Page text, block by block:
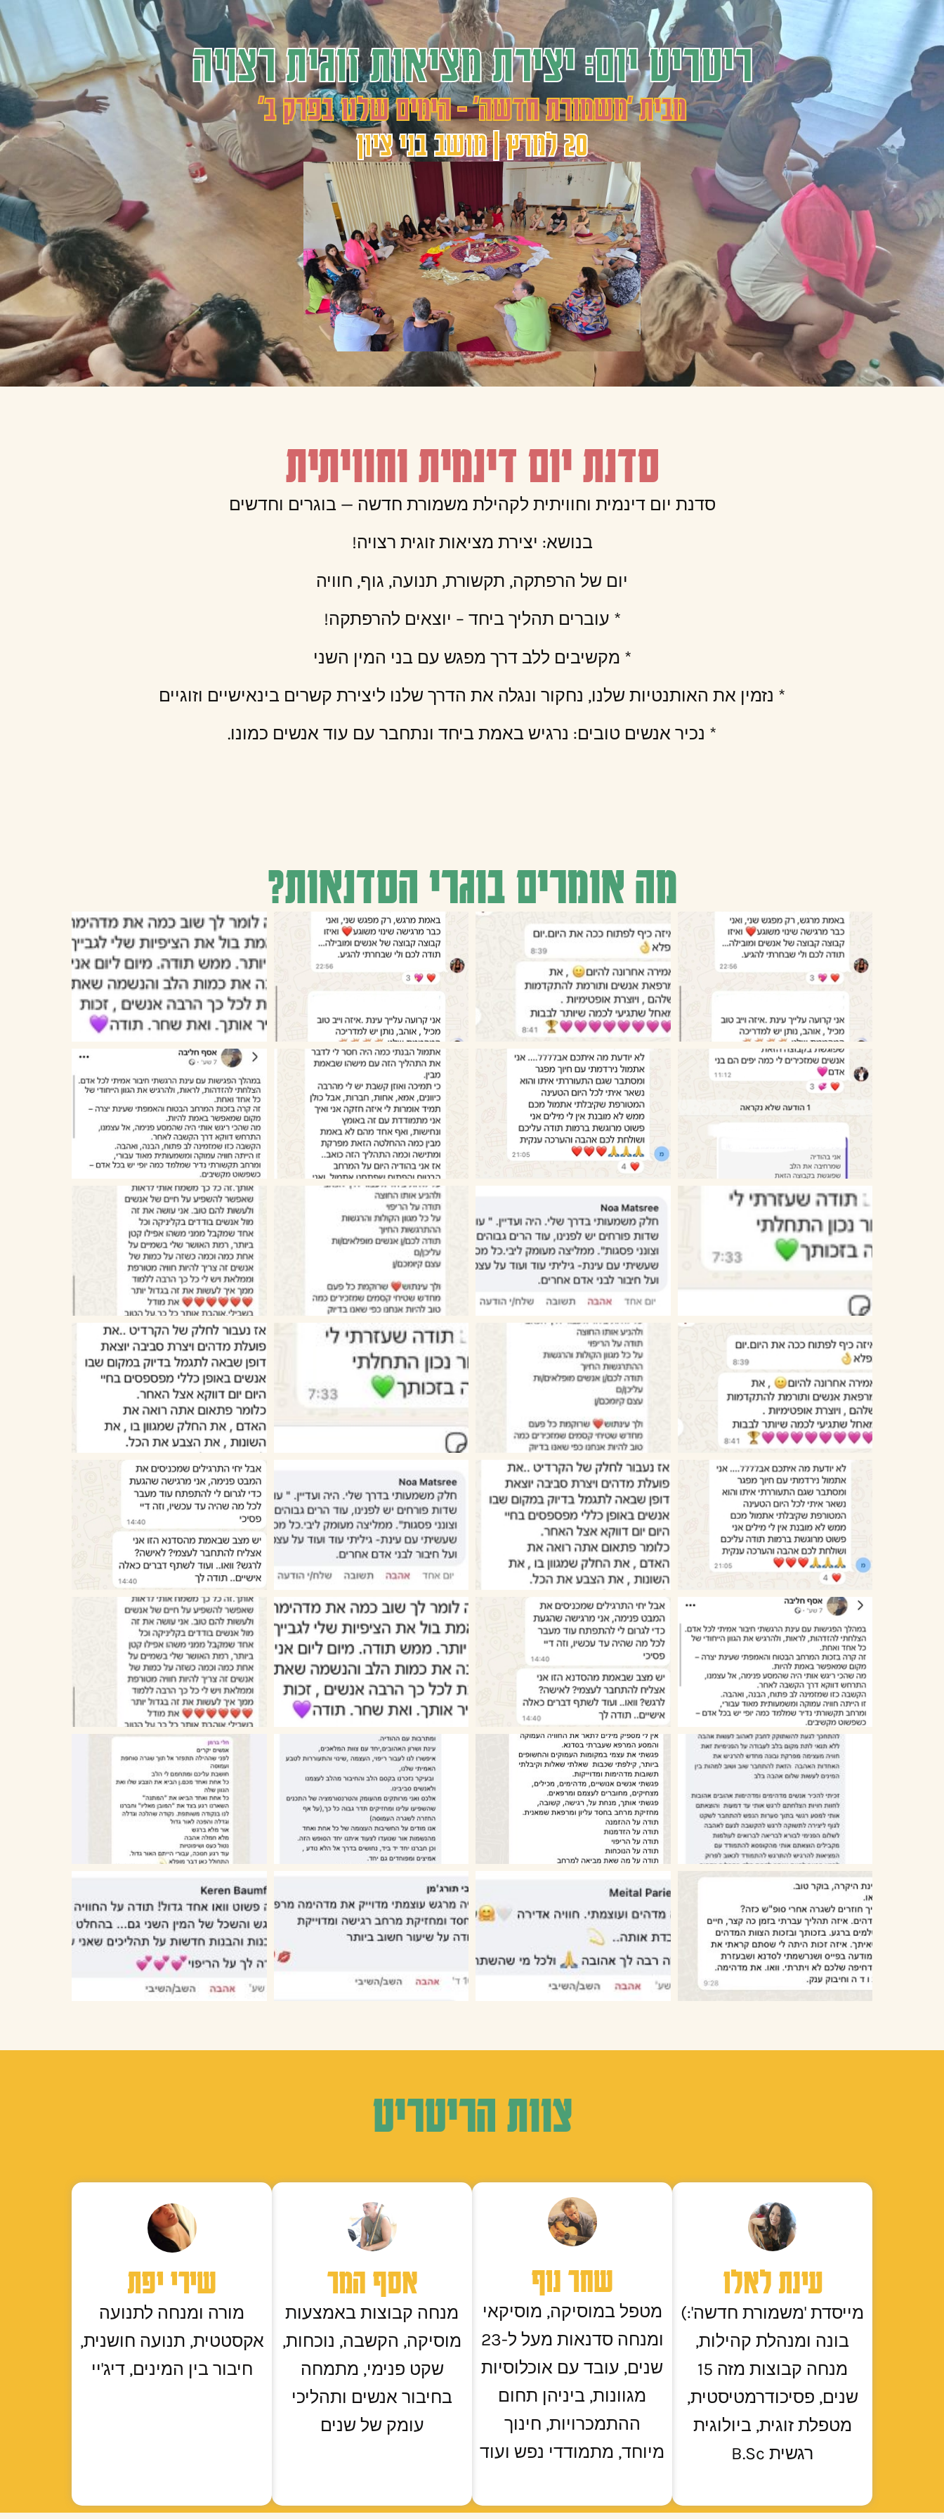
ריטריט יום: יצירת מציאות זוגית רצויה
מבית 'משמורת חדשה' - הימים שלנו בפרק ב'
20 למרץ | מושב בני ציון
סדנת יום דינמית וחוויתית
סדנת יום דינמית וחוויתית לקהילת משמורת חדשה — בוגרים וחדשים
בנושא: יצירת מציאות זוגית רצויה!
יום של הרפתקה, תקשורת, תנועה, גוף, חוויה
* עוברים תהליך ביחד – יוצאים להרפתקה!
* מקשיבים ללב דרך מפגש עם בני המין השני
* נזמין את האותנטיות שלנו, נחקור ונגלה את הדרך שלנו ליצירת קשרים בינאישיים וזוגיים
* נכיר אנשים טובים: נרגיש באמת ביחד ונתחבר עם עוד אנשים כמונו.
מה אומרים בוגרי הסדנאות?
צוות הריטריט
עינת לאלו
מייסדת 'משמורת חדשה':)
בונה ומנהלת קהילות,
מנחה קבוצות מזה 15
שנים, פסיכודרמטיסטית,
מטפלת זוגית, ביולוגית
רגשית B.Sc
שחר נוף
מטפל במוסיקה, מוסיקאי
ומנחה סדנאות מעל ל-23
שנים, עובד עם אוכלוסיות
מגוונות, ביניהן תחום
ההתמכרויות, חינוך
מיוחד, מתמודדי נפש ועוד
אסף המר
מנחה קבוצות באמצעות
מוסיקה, הקשבה, נוכחות,
שקט פנימי, מתמחה
בחיבור אנשים ותהליכי
עומק של שנים
שירי יפת
מורה ומנחה לתנועה
אקסטטית, תנועה חושנית,
חיבור בין המינים, דיג'יי